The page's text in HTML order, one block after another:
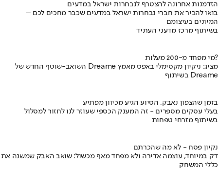
הזדמנות אחרונה להצטרף לנבחרות ישראל במדעים
בואו להכיר את חברי נבחרות ישראל במדעים שכבר מחכים לכם –
המיונים בעיצומם
בשיתוף מרכז מדעני העתיד
מי מפחד מ-200 מעלות?
השואב-שוטף החדש של Dreame מציג: ניקיון מקסימלי באפס מאמץ
בשיתוף Dreame
בזמן שהצפון נאבק, הסיוע הגיע מכיוון מפתיע
בעלי עסקים מספרים - זה המענק הכספי שעוזר לנו לחזור למסלול
בשיתוף מזרחי טפחות
נקיון פסח - לא מה שהכרתם
דק במיוחד, עוצמה אדירה ולא מפחד מאף מכשול: שואב האבק שמשנה את
כללי המשחק